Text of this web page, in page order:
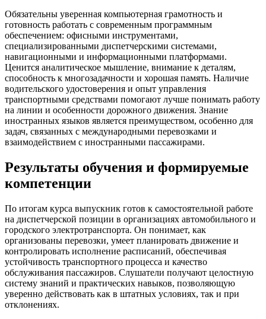
Обязательны уверенная компьютерная грамотность и
готовность работать с современным программным
обеспечением: офисными инструментами,
специализированными диспетчерскими системами,
навигационными и информационными платформами.
Ценится аналитическое мышление, внимание к деталям,
способность к многозадачности и хорошая память. Наличие
водительского удостоверения и опыт управления
транспортными средствами помогают лучше понимать работу
на линии и особенности дорожного движения. Знание
иностранных языков является преимуществом, особенно для
задач, связанных с международными перевозками и
взаимодействием с иностранными пассажирами.
Результаты обучения и формируемые
компетенции
По итогам курса выпускник готов к самостоятельной работе
на диспетчерской позиции в организациях автомобильного и
городского электротранспорта. Он понимает, как
организованы перевозки, умеет планировать движение и
контролировать исполнение расписаний, обеспечивая
устойчивость транспортного процесса и качество
обслуживания пассажиров. Слушатели получают целостную
систему знаний и практических навыков, позволяющую
уверенно действовать как в штатных условиях, так и при
отклонениях.